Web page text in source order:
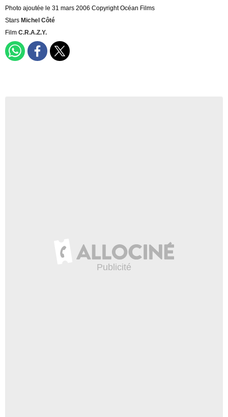
Photo ajoutée le 31 mars 2006 Copyright Océan Films
Stars Michel Côté
Film C.R.A.Z.Y.